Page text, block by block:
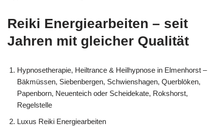
Reiki Energiearbeiten – seit
Jahren mit gleicher Qualität
Hypnosetherapie, Heiltrance & Heilhypnose in Elmenhorst –
Bäkmüssen, Siebenbergen, Schwienshagen, Querblöken,
Papenborn, Neuenteich oder Scheidekate, Rokshorst,
Regelstelle
Luxus Reiki Energiearbeiten